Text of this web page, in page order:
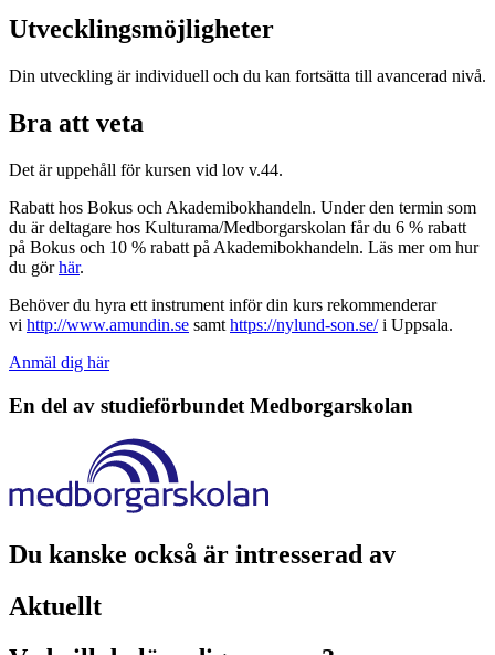
Utvecklingsmöjligheter
Din utveckling är individuell och du kan fortsätta till avancerad nivå.
Bra att veta
Det är uppehåll för kursen vid lov v.44.
Rabatt hos Bokus och Akademibokhandeln. Under den termin som
du är deltagare hos Kulturama/Medborgarskolan får du 6 % rabatt
på Bokus och 10 % rabatt på Akademibokhandeln. Läs mer om hur
du görhär.
Behöver du hyra ett instrument inför din kurs rekommenderar
vi http://www.amundin.se samt https://nylund-son.se/i Uppsala.
Anmäl dig här
En del av studieförbundet Medborgarskolan
Du kanske också är intresserad av
Aktuellt